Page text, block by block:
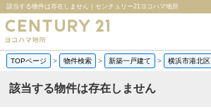
該当する物件は存在しません｜センチュリー21ヨコハマ地所
TOPページ > 物件検索 > 新築一戸建て > 横浜市港北区
該当する物件は存在しません